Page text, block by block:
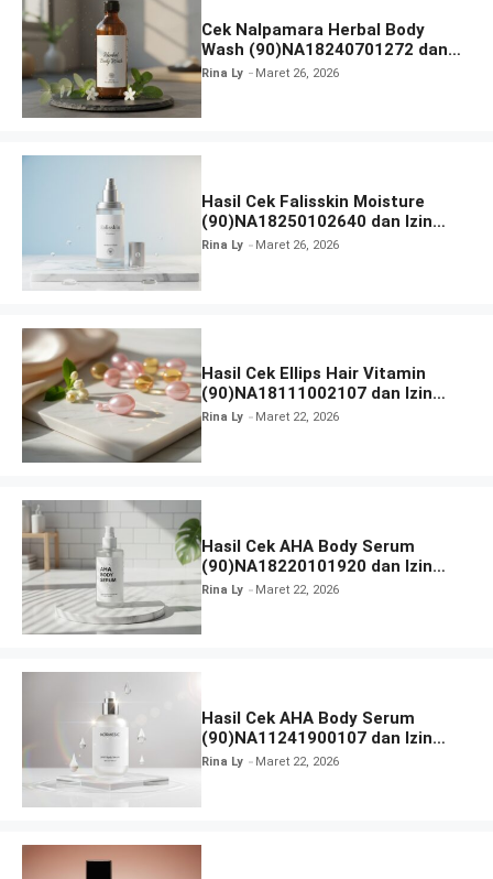
Cek Nalpamara Herbal Body
Wash (90)NA18240701272 dan
Izin Bpom
Rina Ly Maret 26, 2026
Hasil Cek Falisskin Moisture
(90)NA18250102640 dan Izin
BPOM
Rina Ly Maret 26, 2026
Hasil Cek Ellips Hair Vitamin
(90)NA18111002107 dan Izin
BPOM
Rina Ly Maret 22, 2026
Hasil Cek AHA Body Serum
(90)NA18220101920 dan Izin
BPOM
Rina Ly Maret 22, 2026
Hasil Cek AHA Body Serum
(90)NA11241900107 dan Izin
BPOM
Rina Ly Maret 22, 2026